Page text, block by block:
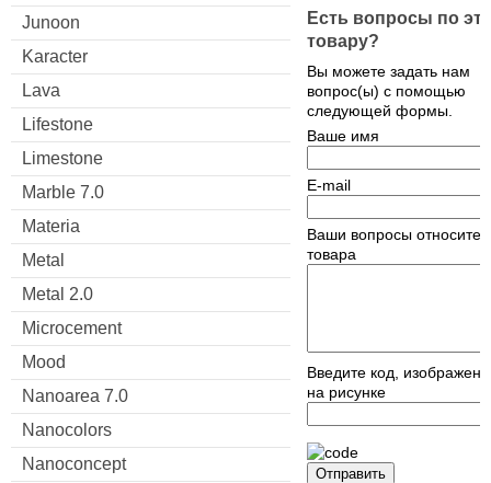
Junoon
Karacter
Lava
Lifestone
Limestone
Marble 7.0
Materia
Metal
Metal 2.0
Microcement
Mood
Nanoarea 7.0
Nanocolors
Nanoconcept
Есть вопросы по
товару?
Вы можете задать нам
вопрос(ы) с помощью
следующей формы.
Ваше имя
E-mail
Ваши вопросы
товара
Введите код,
на рисунке
Отправить